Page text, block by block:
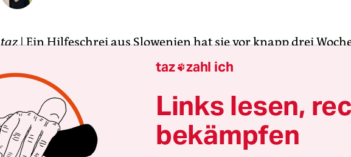
taz| Ein Hilfeschrei aus Slowenien hat sie vor knapp drei
erreicht. Die E-Mail ging an die UnterstützerInnen vom
Weißekreuzplatz in Hannover, wo Flüchtlinge zelten, um gegen
europäische Asylgesetzgebung zu protestieren. Der Hilferuf
AktivistInnen, die seit mehreren Wochen an der slowenisch-
kroatischen Grenze eine mobile Suppenküche betreiben, um die
Durchreisenden der Balkanroute zumindest mit einer warmen
taz zahl ich
Links lesen,
bekämpfen